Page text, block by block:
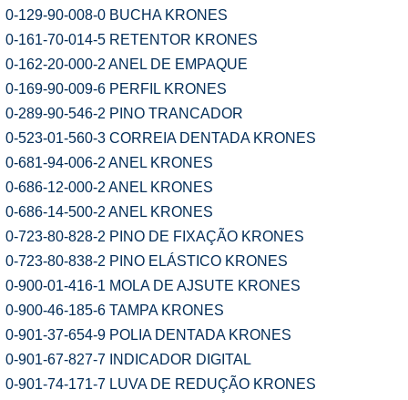
0-129-90-008-0 BUCHA KRONES
0-161-70-014-5 RETENTOR KRONES
0-162-20-000-2 ANEL DE EMPAQUE
0-169-90-009-6 PERFIL KRONES
0-289-90-546-2 PINO TRANCADOR
0-523-01-560-3 CORREIA DENTADA KRONES
0-681-94-006-2 ANEL KRONES
0-686-12-000-2 ANEL KRONES
0-686-14-500-2 ANEL KRONES
0-723-80-828-2 PINO DE FIXAÇÃO KRONES
0-723-80-838-2 PINO ELÁSTICO KRONES
0-900-01-416-1 MOLA DE AJSUTE KRONES
0-900-46-185-6 TAMPA KRONES
0-901-37-654-9 POLIA DENTADA KRONES
0-901-67-827-7 INDICADOR DIGITAL
0-901-74-171-7 LUVA DE REDUÇÃO KRONES